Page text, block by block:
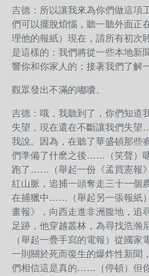
吉德：所以讓我來為你們做這項
們可以擺脫煩惱，聽一聽外面正
理他的報紙）現在，請所有初次
是這樣的：我們將從一些本地新
響你和你家人的；接著我們了
觀眾發出不滿的嘟囔。
吉德：哦，我聽到了，你們知道
失望，現在還在不斷讓我們失
我說。因為，在聽了華盛頓那些
們準備了什麽之後……（笑聲）
跑了……（舉起一份《孟買憲報
紅山脈，追捕一頭奪走三十一個
在捕獵中……（舉起另一張報紙
畫報》，向西走進非洲腹地，追
足跡，他穿越叢林，為尋找浩
（舉起一疊手寫的電報）從國家
一則關於死而復生的爆炸性新聞
們相信這是真的……（停頓）但